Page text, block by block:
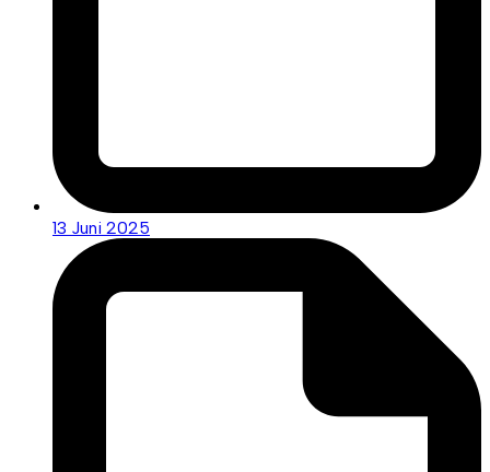
13 Juni 2025